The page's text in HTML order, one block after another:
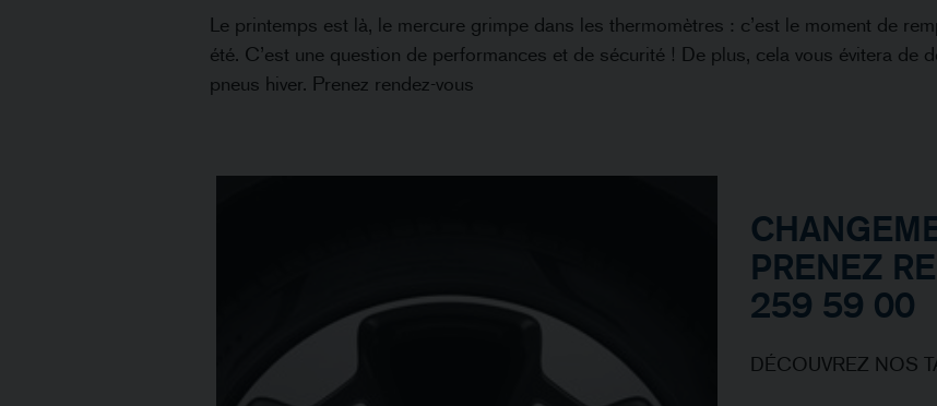
Le printemps est là, le mercure grimpe dans les thermomètres : c’est le moment de
été. C’est une question de performances et de sécurité ! De plus, cela vous évitera de
pneus hiver. Prenez rendez-vous
PRENEZ
259 59 00
DÉCOUVREZ NOS